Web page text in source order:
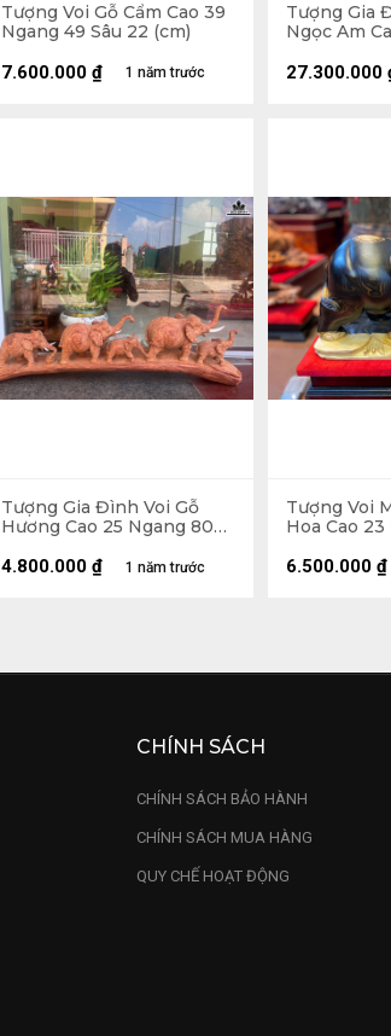
Tượng Voi Gỗ Cẩm Cao 39
Ngang 49 Sâu 22 (cm)
1 năm trước
7.600.000 ₫
Tượng Gia
Ngọc Am
Cao 103 (
27.300.000
Tượng Gia Đình Voi Gỗ
Hương Cao 25 Ngang 80
1 năm trước
4.800.000 ₫
Tượng Voi
Hoa Cao 23
6.500.000 ₫
CHÍNH SÁCH
CHÍNH SÁCH BẢO HÀNH
CHÍNH SÁCH MUA HÀNG
QUY CHẾ HOẠT ĐỘNG